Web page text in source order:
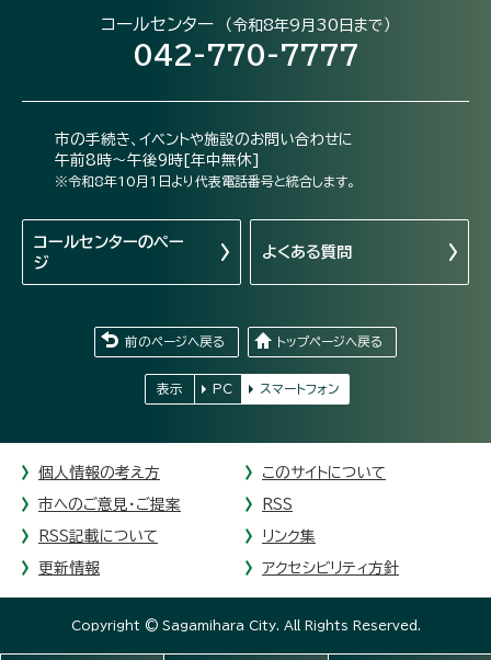
コールセンター （令和8年9月30日まで）
042-770-7777
市の手続き、イベントや施設のお問い合わせに
午前8時～午後9時[年中無休]
※令和8年10月1日より代表電話番号と統合します。
コールセンターのペー
ジ
よくある質問
前のページへ戻る トップページへ戻る
表示 PC スマートフォン
個人情報の考え方 このサイトについて
市へのご意見・ご提案 RSS
RSS記載について リンク集
更新情報 アクセシビリティ方針
Copyright © Sagamihara City. All Rights Reserved.